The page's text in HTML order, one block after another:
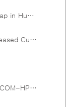
✅ How ADLINK Powered the Next Leap in Humanoid Robotics
ADLINK’s SMARC Module Brings Increased Customization to Automated Fare Boxes
2026 Computer on Modules Catalog (COM-HPC, COM Express , SMARC, OSM, Qseven and ETX)